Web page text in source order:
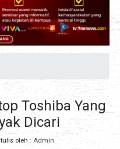
Toshiba Yang
Dicari
oleh : Admin